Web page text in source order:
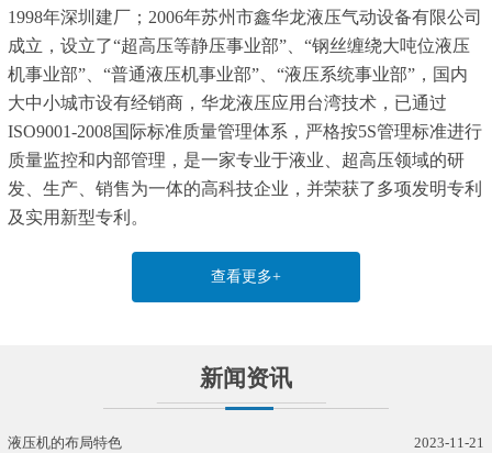
1998年深圳建厂；2006年苏州市鑫华龙液压气动设备有限公司
成立，设立了“超高压等静压事业部”、“钢丝缠绕大吨位液压
机事业部”、“普通液压机事业部”、“液压系统事业部”，国内
大中小城市设有经销商，华龙液压应用台湾技术，已通过
ISO9001-2008国际标准质量管理体系，严格按5S管理标准进行
质量监控和内部管理，是一家专业于液业、超高压领域的研
发、生产、销售为一体的高科技企业，并荣获了多项发明专利
及实用新型专利。
查看更多+
新闻资讯
液压机的布局特色 2023-11-21